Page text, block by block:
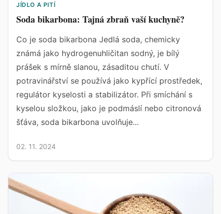
JÍDLO A PITÍ
Soda bikarbona: Tajná zbraň vaší kuchyně?
Co je soda bikarbona Jedlá soda, chemicky
známá jako hydrogenuhličitan sodný, je bílý
prášek s mírně slanou, zásaditou chutí. V
potravinářství se používá jako kypřící prostředek,
regulátor kyselosti a stabilizátor. Při smíchání s
kyselou složkou, jako je podmáslí nebo citronová
šťáva, soda bikarbona uvolňuje...
02. 11. 2024